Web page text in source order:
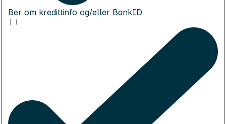
Ber om kredittinfo og/eller BankID